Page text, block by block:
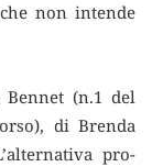
non intende
(n.1 del
di Brenda
pro-